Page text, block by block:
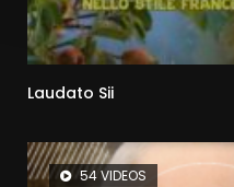
Laudato Sii
54 VIDEOS